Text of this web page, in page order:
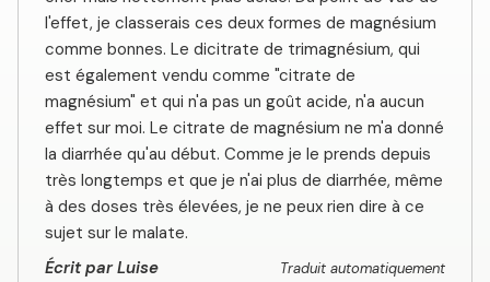
l'effet, je classerais ces deux formes de magnésium
comme bonnes. Le dicitrate de trimagnésium, qui
est également vendu comme "citrate de
magnésium" et qui n'a pas un goût acide, n'a aucun
effet sur moi. Le citrate de magnésium ne m'a donné
la diarrhée qu'au début. Comme je le prends depuis
très longtemps et que je n'ai plus de diarrhée, même
à des doses très élevées, je ne peux rien dire à ce
sujet sur le malate.
Écrit par Luise
Traduit automatiquement